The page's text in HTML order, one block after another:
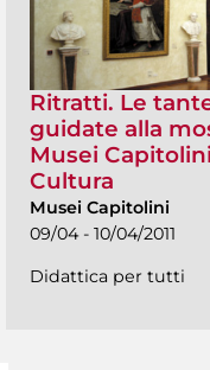
Ritratti. Le
guidate alla
Musei
Cultura
Musei Capitolini
09/04 - 10/04/2011
Didattica per tutti